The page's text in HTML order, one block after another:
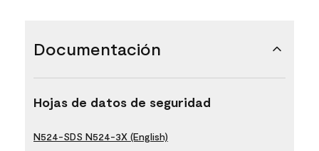
Documentación
Hojas de datos de seguridad
N524-SDS N524-3X (English)